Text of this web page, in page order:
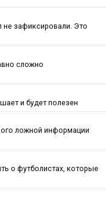
зафиксировали. Это
сложно
и будет полезен
ложной информации
о футболистах, которые